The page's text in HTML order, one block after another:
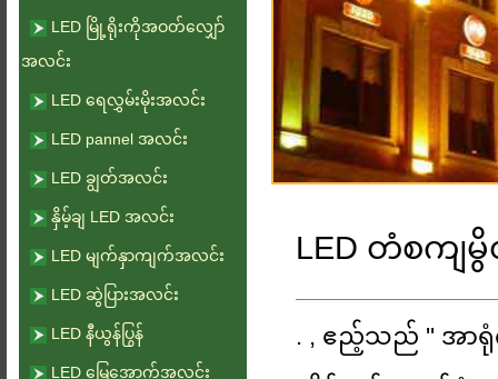
LED တံစကျမွိ
. , ဧည့်သည် '' အာရုံ
LED မြို့ရိုးကိုအဝတ်လျှော်
အလင်း
LED ရေလွှမ်းမိုးအလင်း
LED pannel အလင်း
LED ချွတ်အလင်း
နှိမ့်ချ LED အလင်း
LED မျက်နှာကျက်အလင်း
LED ဆွဲပြားအလင်း
LED နီယွန်ပြွန်
LED မြေအောက်အလင်း